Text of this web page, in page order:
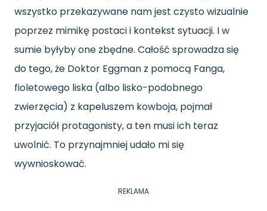
wszystko przekazywane nam jest czysto wizualnie
poprzez mimikę postaci i kontekst sytuacji. I w
sumie byłyby one zbędne. Całość sprowadza się
do tego, że Doktor Eggman z pomocą Fanga,
fioletowego liska (albo lisko-podobnego
zwierzęcia) z kapeluszem kowboja, pojmał
przyjaciół protagonisty, a ten musi ich teraz
uwolnić. To przynajmniej udało mi się
wywnioskować.
REKLAMA